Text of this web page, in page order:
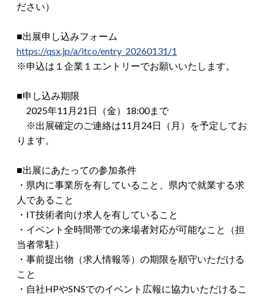
ださい）
■出展申し込みフォーム
https://qsx.jp/a/itco/entry_20260131/1
※申込は１企業１エントリーでお願いいたします。
■申し込み期限
2025年11月21日（金）18:00まで
※出展確定のご連絡は11月24日（月）を予定してお
ります。
■出展にあたっての参加条件
・県内に事業所を有していること、県内で就業する求
人であること
・IT技術者向け求人を有していること
・イベント全時間帯での来場者対応が可能なこと（担
当者常駐）
・事前提出物（求人情報等）の期限を順守いただける
こと
・自社HPやSNSでのイベント広報に協力いただけるこ